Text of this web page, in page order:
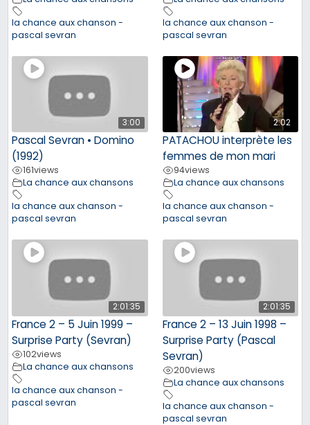
la chance aux chanson -
pascal sevran
la chance aux chanson -
pascal sevran
3:00
Pascal Sevran • Domino
(1992)
161views
La chance aux chansons
la chance aux chanson -
pascal sevran
2:02
PATACHOU interprète les
femmes de mon mari
94views
La chance aux chansons
la chance aux chanson -
pascal sevran
2:01:35
France 2 – 5 Juin 1999 –
Surprise Party (Sevran)
102views
La chance aux chansons
la chance aux chanson -
pascal sevran
2:01:35
France 2 – 13 Juin 1998 –
Surprise Party (Pascal
Sevran)
200views
La chance aux chansons
la chance aux chanson -
pascal sevran